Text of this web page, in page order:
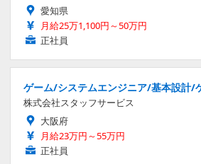
愛知県
月給25万1,100円～50万円
正社員
ゲーム/システムエンジニア/基本設計
株式会社スタッフサービス
大阪府
月給23万円～55万円
正社員